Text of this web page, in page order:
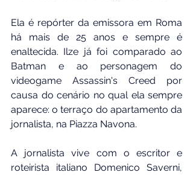
Ela é repórter da emissora em Roma
há mais de 25 anos e sempre é
enaltecida. Ilze já foi comparado ao
Batman e ao personagem do
videogame Assassin's Creed por
causa do cenário no qual ela sempre
aparece: o terraço do apartamento da
jornalista, na Piazza Navona.
A jornalista vive com o escritor e
roteirista italiano Domenico Saverni,